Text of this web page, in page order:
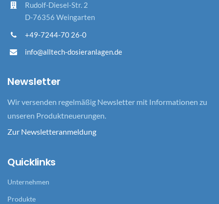
Rudolf-Diesel-Str. 2
D-76356 Weingarten
+49-7244-70 26-0
info@alltech-dosieranlagen.de
Newsletter
Wir versenden regelmäßig Newsletter mit Informationen zu
unseren Produktneuerungen.
Zur Newsletteranmeldung
Quicklinks
Unternehmen
Produkte